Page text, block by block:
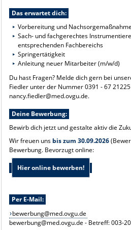
Das erwartet dich:
Vorbereitung und
Sach- und fachgerechtes
entsprechenden Fachbereichs
Springertätigkeit
Anleitung neuer Mitarbeiter (m/w/d)
Du hast Fragen? Melde dich gern bei
Fiedler unter der Nummer 0391 - 67
nancy.fiedler@med.ovgu.de.
Deine Bewerbung:
Bewirb dich jetzt und gestalte aktiv die
Wir freuen uns bis zum 30.09.2026
Bewerbung. Bevorzugt online:
Hier online bewerben!
Per E-Mail:
bewerbung@med.ovgu.de
bewerbung@med.ovgu.de - Betreff: 003-